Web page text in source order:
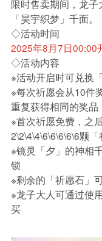
限时售卖期间，龙
「昊宇织梦」千面。
◇活动时间
2025年8月7日00:00
◇活动内容
※活动开启时可兑换
※每次祈愿会从10件
重复获得相同的奖
※首次祈愿免费，之
2\2\4\4\6\6\6\6\6颗「
※镜灵「夕」的神相
锁
※剩余的「祈愿石」
※龙子大人可通过使
买